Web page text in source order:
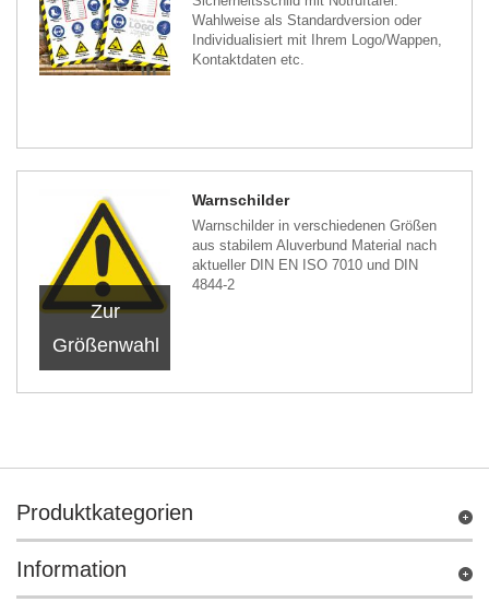
Wahlweise als Standardversion oder
Individualisiert mit Ihrem Logo/Wappen,
Kontaktdaten etc.
Zur
Größenwahl
Warnschilder
Warnschilder in verschiedenen Größen
aus stabilem Aluverbund Material nach
aktueller DIN EN ISO 7010 und DIN
4844-2
Produktkategorien
Information